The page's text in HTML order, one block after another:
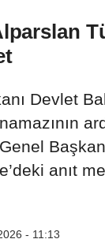
Devlet
anıt
- 11:13